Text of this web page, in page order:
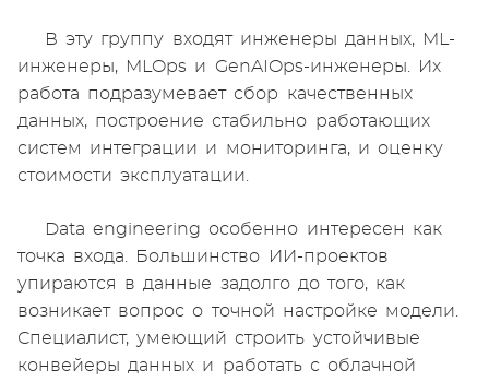
В эту группу входят инженеры данных, ML-
инженеры, MLOps и GenAIOps-инженеры. Их
работа подразумевает сбор качественных
данных, построение стабильно работающих
систем интеграции и мониторинга, и оценку
стоимости эксплуатации.
Data engineering особенно интересен как
точка входа. Большинство ИИ-проектов
упираются в данные задолго до того, как
возникает вопрос о точной настройке модели.
Специалист, умеющий строить устойчивые
конвейеры данных и работать с облачной